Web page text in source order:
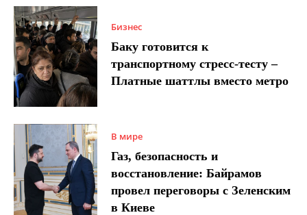
Бизнес
Баку готовится к
транспортному стресс-тесту –
Платные шаттлы вместо метро
В мире
Газ, безопасность и
восстановление: Байрамов
провел переговоры с Зеленским
в Киеве